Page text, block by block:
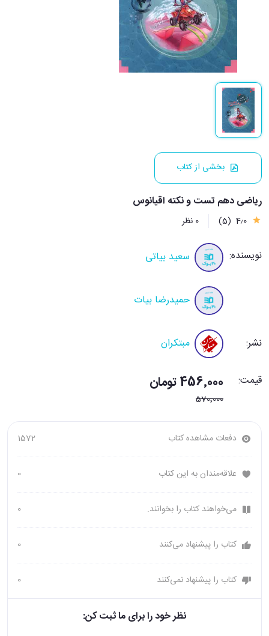
بخشی از کتاب
ریاضی دهم تست و نکته اقیانوس
4٫0 (5) 0 نظر
نویسنده: سعید بیاتی
حمیدرضا بیات
نشر: مبتکران
قیمت: 456٬000 تومان
570٬000
دفعات مشاهده کتاب 1572
علاقه‌مندان به این کتاب 0
می‌خواهند کتاب را بخوانند. 0
کتاب را پیشنهاد می‌کنند 0
کتاب را پیشنهاد نمی‌کنند 0
نظر خود را برای ما ثبت کن: